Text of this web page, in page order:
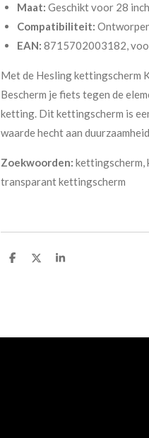
Maat: Geschikt voor 28
Compatibiliteit:
EAN: 8715702003182,
Met de Hesling kettingscherm
Bescherm je fiets tegen de
ketting. Dit kettingscherm is
waarde hecht aan
Zoekwoorden: kettingscherm,
transparant kettingscherm
D
D
S